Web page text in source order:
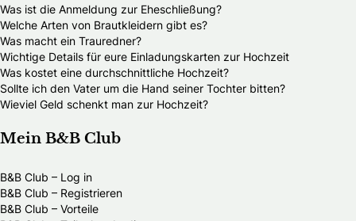
Was ist die Anmeldung zur Eheschließung?
Welche Arten von Brautkleidern gibt es?
Was macht ein Trauredner?
Wichtige Details für eure Einladungskarten zur Hochzeit
Was kostet eine durchschnittliche Hochzeit?
Sollte ich den Vater um die Hand seiner Tochter bitten?
Wieviel Geld schenkt man zur Hochzeit?
Mein B&B Club
B&B Club – Log in
B&B Club – Registrieren
B&B Club – Vorteile